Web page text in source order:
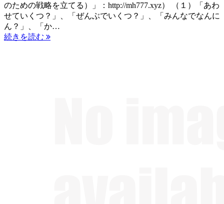
のための戦略を立てる）」：http://mh777.xyz） （１）「あわ
せていくつ？」、「ぜんぶでいくつ？」、「みんなでなんに
ん？」、「か…
続きを読む